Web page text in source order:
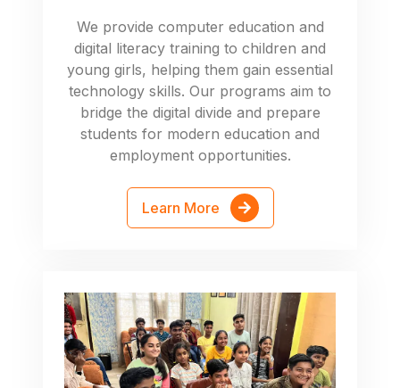
We provide computer education and
digital literacy training to children and
young girls, helping them gain essential
technology skills. Our programs aim to
bridge the digital divide and prepare
students for modern education and
employment opportunities.
Learn More